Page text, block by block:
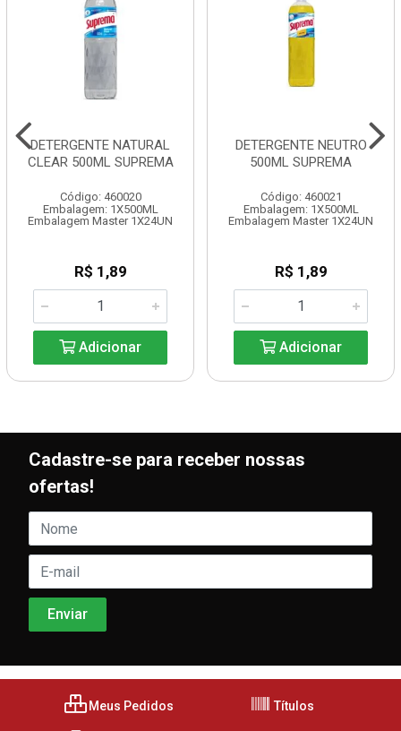
DETERGENTE NATURAL
CLEAR 500ML SUPREMA
Código: 460020
Embalagem: 1X500ML
Embalagem Master 1X24UN
R$ 1,89
Adicionar
DETERGENTE NEUTRO
500ML SUPREMA
Código: 460021
Embalagem: 1X500ML
Embalagem Master 1X24UN
R$ 1,89
Adicionar
Cadastre-se para receber nossas
ofertas!
Meus Pedidos Títulos